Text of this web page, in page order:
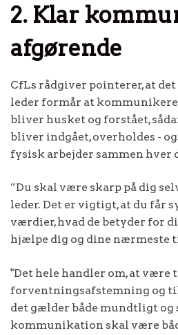
2. Klar
afgørende
CfLs rådgiver pointerer, at
leder formår at kommunikere
bliver husket og forstået,
bliver indgået, overholdes -
fysisk arbejder sammen hver
”Du skal være skarp på dig
leder. Det er vigtigt, at du får
værdier, hvad de betyder for
hjælpe dig og dine nærmeste
"Det hele handler om, at være
forventningsafstemning og
det gælder både mundtligt
kommunikation skal være